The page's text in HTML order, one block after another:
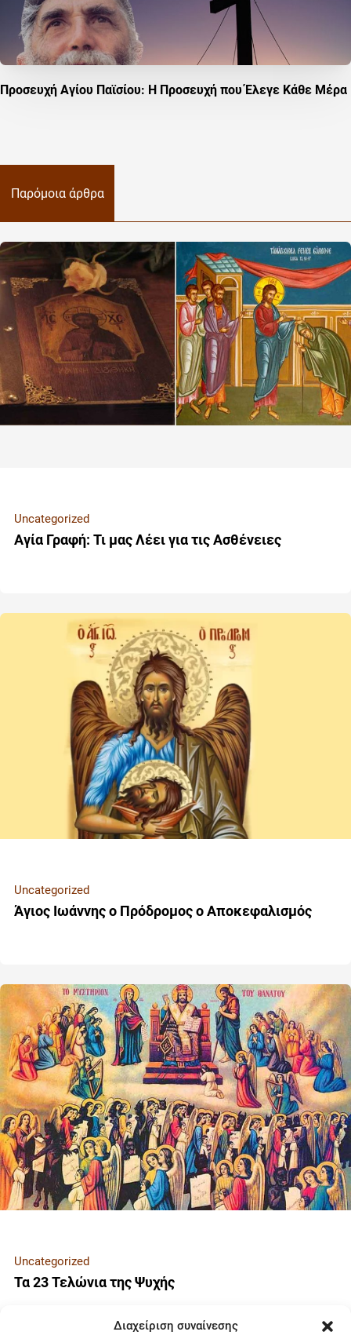
Διαχείριση συναίνεσης
Προσευχή Αγίου Παϊσίου: Η Προσευχή που Έλεγε Κάθε Μέρα
Παρόμοια άρθρα
Uncategorized
Αγία Γραφή: Τι μας Λέει για τις Ασθένειες
Uncategorized
Άγιος Ιωάννης ο Πρόδρομος ο Αποκεφαλισμός
Uncategorized
Τα 23 Τελώνια της Ψυχής